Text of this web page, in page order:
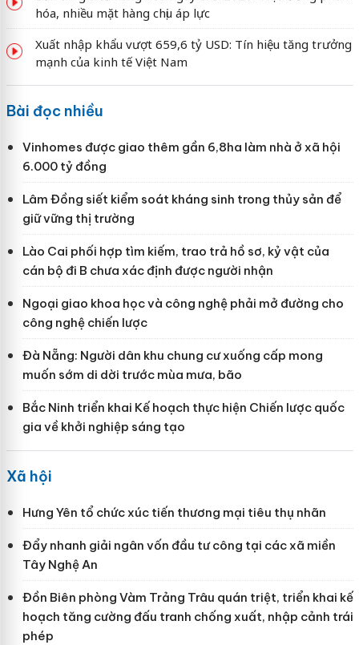
hóa, nhiều mặt hàng chịu áp lực
Xuất nhập khẩu vượt 659,6 tỷ USD: Tín hiệu tăng trưởng
mạnh của kinh tế Việt Nam
Bài đọc nhiều
Vinhomes được giao thêm gần 6,8ha làm nhà ở xã hội
6.000 tỷ đồng
Lâm Đồng siết kiểm soát kháng sinh trong thủy sản để
giữ vững thị trường
Lào Cai phối hợp tìm kiếm, trao trả hồ sơ, kỷ vật của
cán bộ đi B chưa xác định được người nhận
Ngoại giao khoa học và công nghệ phải mở đường cho
công nghệ chiến lược
Đà Nẵng: Người dân khu chung cư xuống cấp mong
muốn sớm di dời trước mùa mưa, bão
Bắc Ninh triển khai Kế hoạch thực hiện Chiến lược quốc
gia về khởi nghiệp sáng tạo
Xã hội
Hưng Yên tổ chức xúc tiến thương mại tiêu thụ nhãn
Đẩy nhanh giải ngân vốn đầu tư công tại các xã miền
Tây Nghệ An
Đồn Biên phòng Vàm Trảng Trâu quán triệt, triển khai kế
hoạch tăng cường đấu tranh chống xuất, nhập cảnh trái
phép